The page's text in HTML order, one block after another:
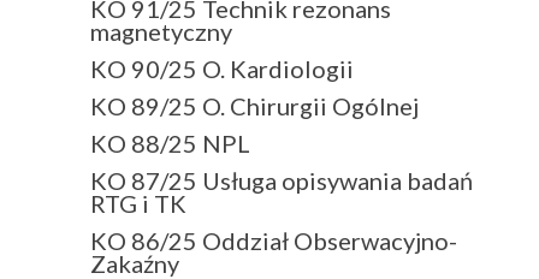
KO 91/25 Technik rezonans
magnetyczny
KO 90/25 O. Kardiologii
KO 89/25 O. Chirurgii Ogólnej
KO 88/25 NPL
KO 87/25 Usługa opisywania badań
RTG i TK
KO 86/25 Oddział Obserwacyjno-
Zakaźny